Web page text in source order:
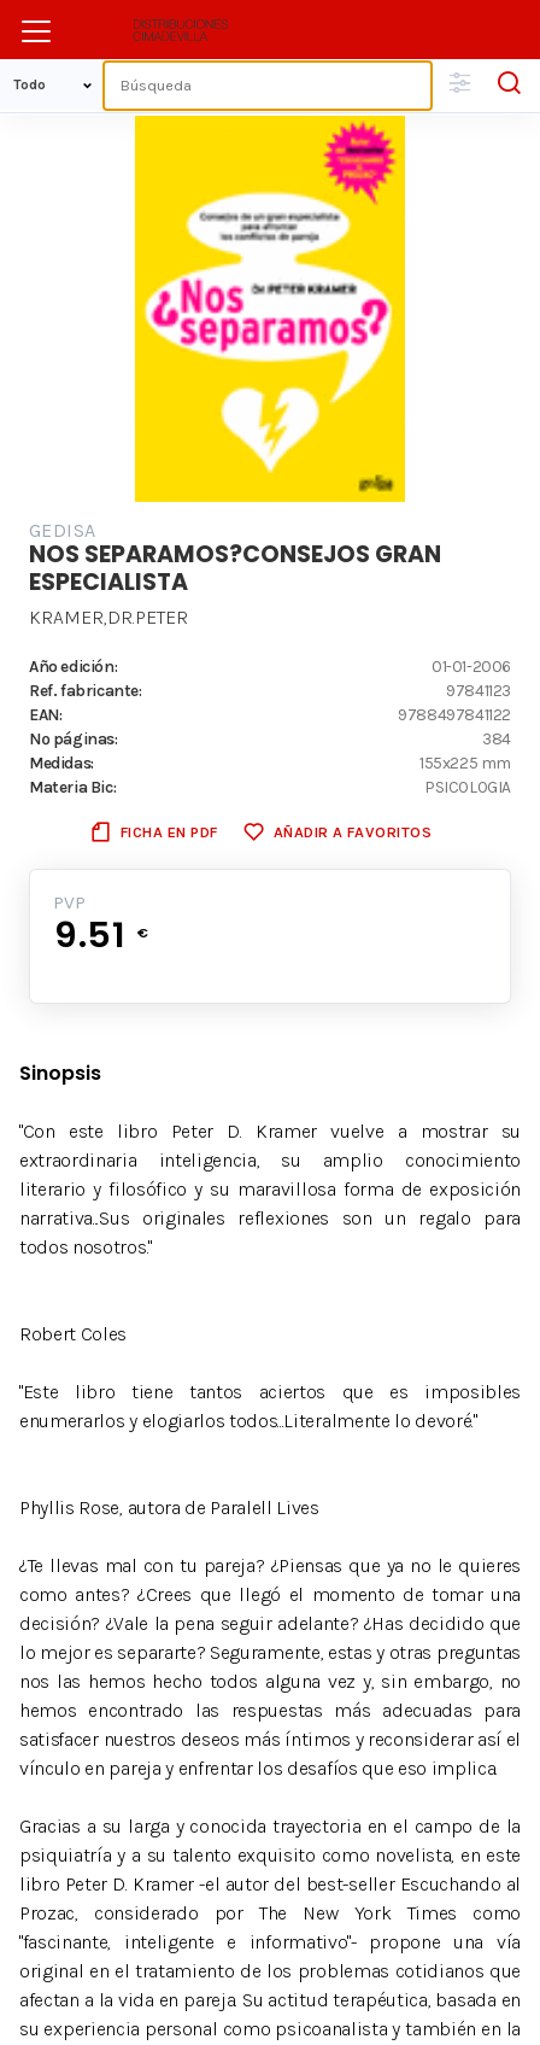
GEDISA
NOS SEPARAMOS?CONSEJOS GRAN
ESPECIALISTA
KRAMER,DR.PETER
Año edición:
01-01-2006
Ref. fabricante:
97841123
EAN:
9788497841122
Nº páginas:
384
Medidas:
155x225 mm
Materia Bic:
PSICOLOGIA
FICHA EN PDF AÑADIR A FAVORITOS
PVP
9.51 €
Sinopsis
"Con este libro Peter D. Kramer vuelve a mostrar su
extraordinaria inteligencia, su amplio conocimiento
literario y filosófico y su maravillosa forma de exposición
narrativa...Sus originales reflexiones son un regalo para
todos nosotros."
Robert Coles
"Este libro tiene tantos aciertos que es imposibles
enumerarlos y elogiarlos todos...Literalmente lo devoré."
Phyllis Rose, autora de Paralell Lives
¿Te llevas mal con tu pareja? ¿Piensas que ya no le quieres
como antes? ¿Crees que llegó el momento de tomar una
decisión? ¿Vale la pena seguir adelante? ¿Has decidido que
lo mejor es separarte? Seguramente, estas y otras preguntas
nos las hemos hecho todos alguna vez y, sin embargo, no
hemos encontrado las respuestas más adecuadas para
satisfacer nuestros deseos más íntimos y reconsiderar así el
vínculo en pareja y enfrentar los desafíos que eso implica.
Gracias a su larga y conocida trayectoria en el campo de la
psiquiatría y a su talento exquisito como novelista, en este
libro Peter D. Kramer -el autor del best-seller Escuchando al
Prozac, considerado por The New York Times como
"fascinante, inteligente e informativo"- propone una vía
original en el tratamiento de los problemas cotidianos que
afectan a la vida en pareja. Su actitud terapéutica, basada en
su experiencia personal como psicoanalista y también en la